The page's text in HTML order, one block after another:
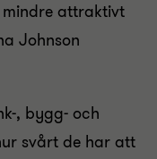
attraktivt
Johnson
, bygg- och
svårt de har att